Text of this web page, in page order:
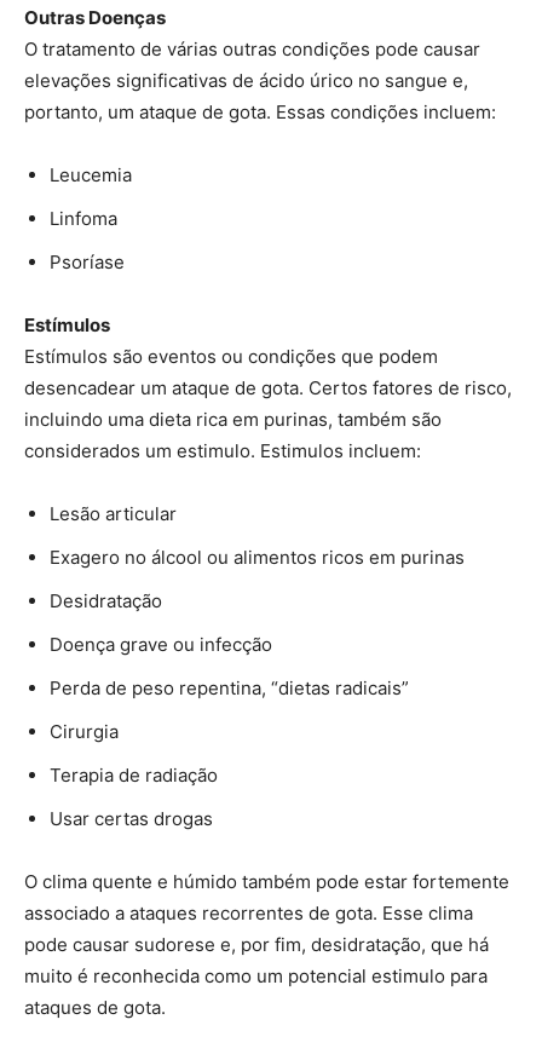
Outras Doenças
O tratamento de várias outras condições pode causar
elevações significativas de ácido úrico no sangue e,
portanto, um ataque de gota. Essas condições incluem:
Leucemia
Linfoma
Psoríase
Estímulos
Estímulos são eventos ou condições que podem
desencadear um ataque de gota. Certos fatores de risco,
incluindo uma dieta rica em purinas, também são
considerados um estimulo. Estimulos incluem:
Lesão articular
Exagero no álcool ou alimentos ricos em purinas
Desidratação
Doença grave ou infecção
Perda de peso repentina, “dietas radicais”
Cirurgia
Terapia de radiação
Usar certas drogas
O clima quente e húmido também pode estar fortemente
associado a ataques recorrentes de gota. Esse clima
pode causar sudorese e, por fim, desidratação, que há
muito é reconhecida como um potencial estimulo para
ataques de gota.